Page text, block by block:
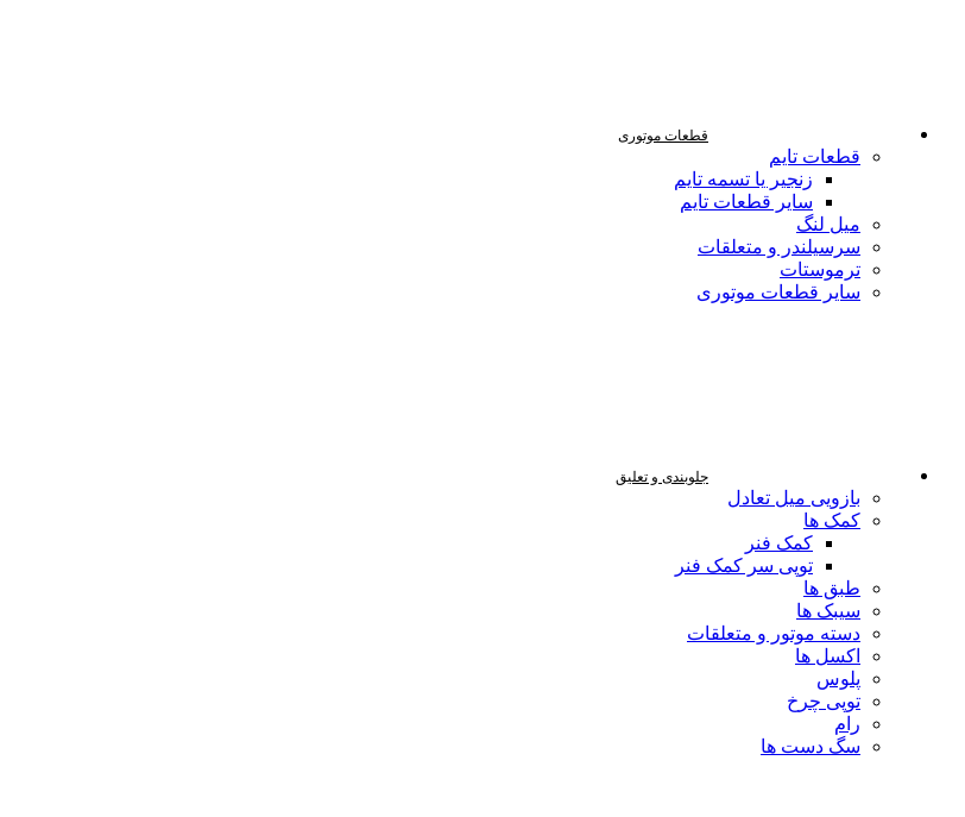
قطعات موتوری
قطعات تایم
زنجیر یا تسمه تایم
سایر قطعات تایم
میل لنگ
سرسیلندر و متعلقات
ترموستات
سایر قطعات موتوری
جلوبندی و تعلیق
بازویی میل تعادل
کمک ها
کمک فنر
توپی سر کمک فنر
طبق ها
سیبک ها
دسته موتور و متعلقات
اکسل ها
پلوس
توپی چرخ
رام
سگ دست ها